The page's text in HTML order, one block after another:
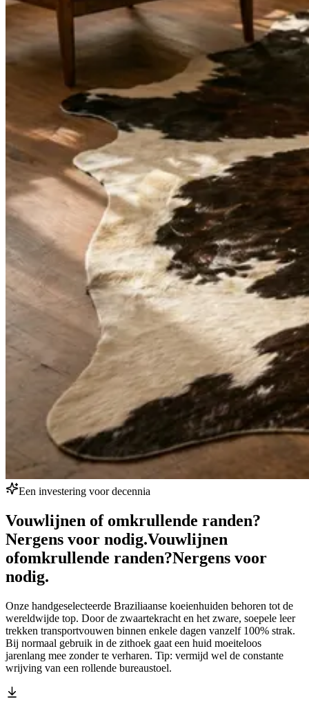
Een investering voor decennia
Vouwlijnen of omkrullende randen?
Nergens voor nodig.Vouwlijnen
ofomkrullende randen?Nergens voor
nodig.
Onze handgeselecteerde Braziliaanse koeienhuiden behoren tot de
wereldwijde top. Door de zwaartekracht en het zware, soepele leer
trekken transportvouwen binnen enkele dagen vanzelf 100% strak.
Bij normaal gebruik in de zithoek gaat een huid moeiteloos
jarenlang mee zonder te verharen. Tip: vermijd wel de constante
wrijving van een rollende bureaustoel.